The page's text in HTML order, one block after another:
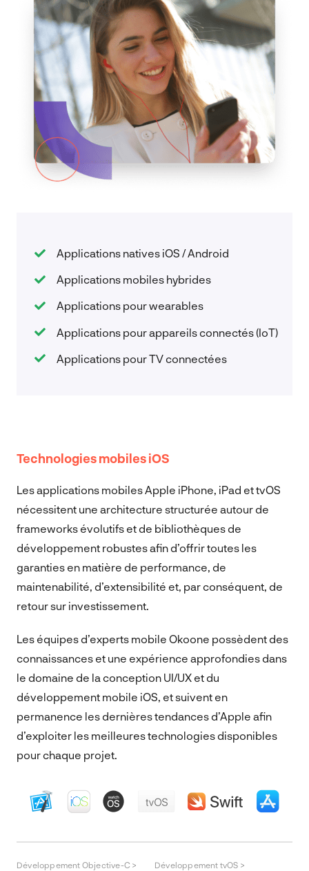
Applications natives iOS / Android
Applications mobiles hybrides
Applications pour wearables
Applications pour appareils connectés (IoT)
Applications pour TV connectées
Technologies mobiles iOS
Les applications mobiles Apple iPhone, iPad et tvOS
nécessitent une architecture structurée autour de
frameworks évolutifs et de bibliothèques de
développement robustes afin d’offrir toutes les
garanties en matière de performance, de
maintenabilité, d’extensibilité et, par conséquent, de
retour sur investissement.
Les équipes d’experts mobile Okoone possèdent des
connaissances et une expérience approfondies dans
le domaine de la conception UI/UX et du
développement mobile iOS, et suivent en
permanence les dernières tendances d’Apple afin
d’exploiter les meilleures technologies disponibles
pour chaque projet.
Développement Objective-C >
Développement tvOS >